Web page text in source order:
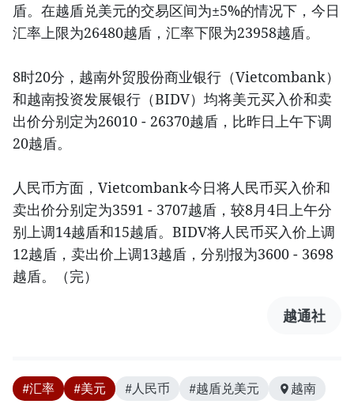
盾。在越盾兑美元的交易区间为±5%的情况下，今日
汇率上限为26480越盾，汇率下限为23958越盾。
8时20分，越南外贸股份商业银行（Vietcombank）
和越南投资发展银行（BIDV）均将美元买入价和卖
出价分别定为26010 - 26370越盾，比昨日上午下调
20越盾。
人民币方面，Vietcombank今日将人民币买入价和
卖出价分别定为3591 - 3707越盾，较8月4日上午分
别上调14越盾和15越盾。BIDV将人民币买入价上调
12越盾，卖出价上调13越盾，分别报为3600 - 3698
越盾。（完）
越通社
#汇率 #美元 #人民币 #越盾兑美元 越南